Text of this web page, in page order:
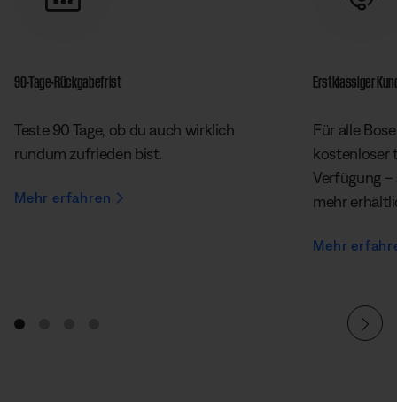
90-Tage-Rückgabefrist
Teste 90 Tage, ob du auch wirklich
rundum zufrieden bist.
Mehr erfahren
Erstklassiger
Für alle
kostenloser
Verfügung
mehr
Mehr